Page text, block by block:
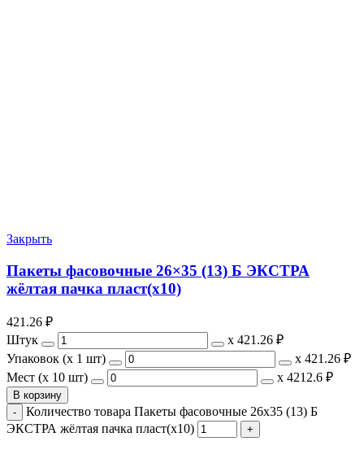
Закрыть
Пакеты фасовочные 26×35 (13) Б ЭКСТРА
жёлтая пачка пласт(х10)
421.26 ₽
Штук
х 421.26 ₽
Упаковок (x 1 шт)
х 421.26 ₽
Мест (x 10 шт)
х 4212.6 ₽
В корзину
Количество товара Пакеты фасовочные 26x35 (13) Б
ЭКСТРА жёлтая пачка пласт(х10)